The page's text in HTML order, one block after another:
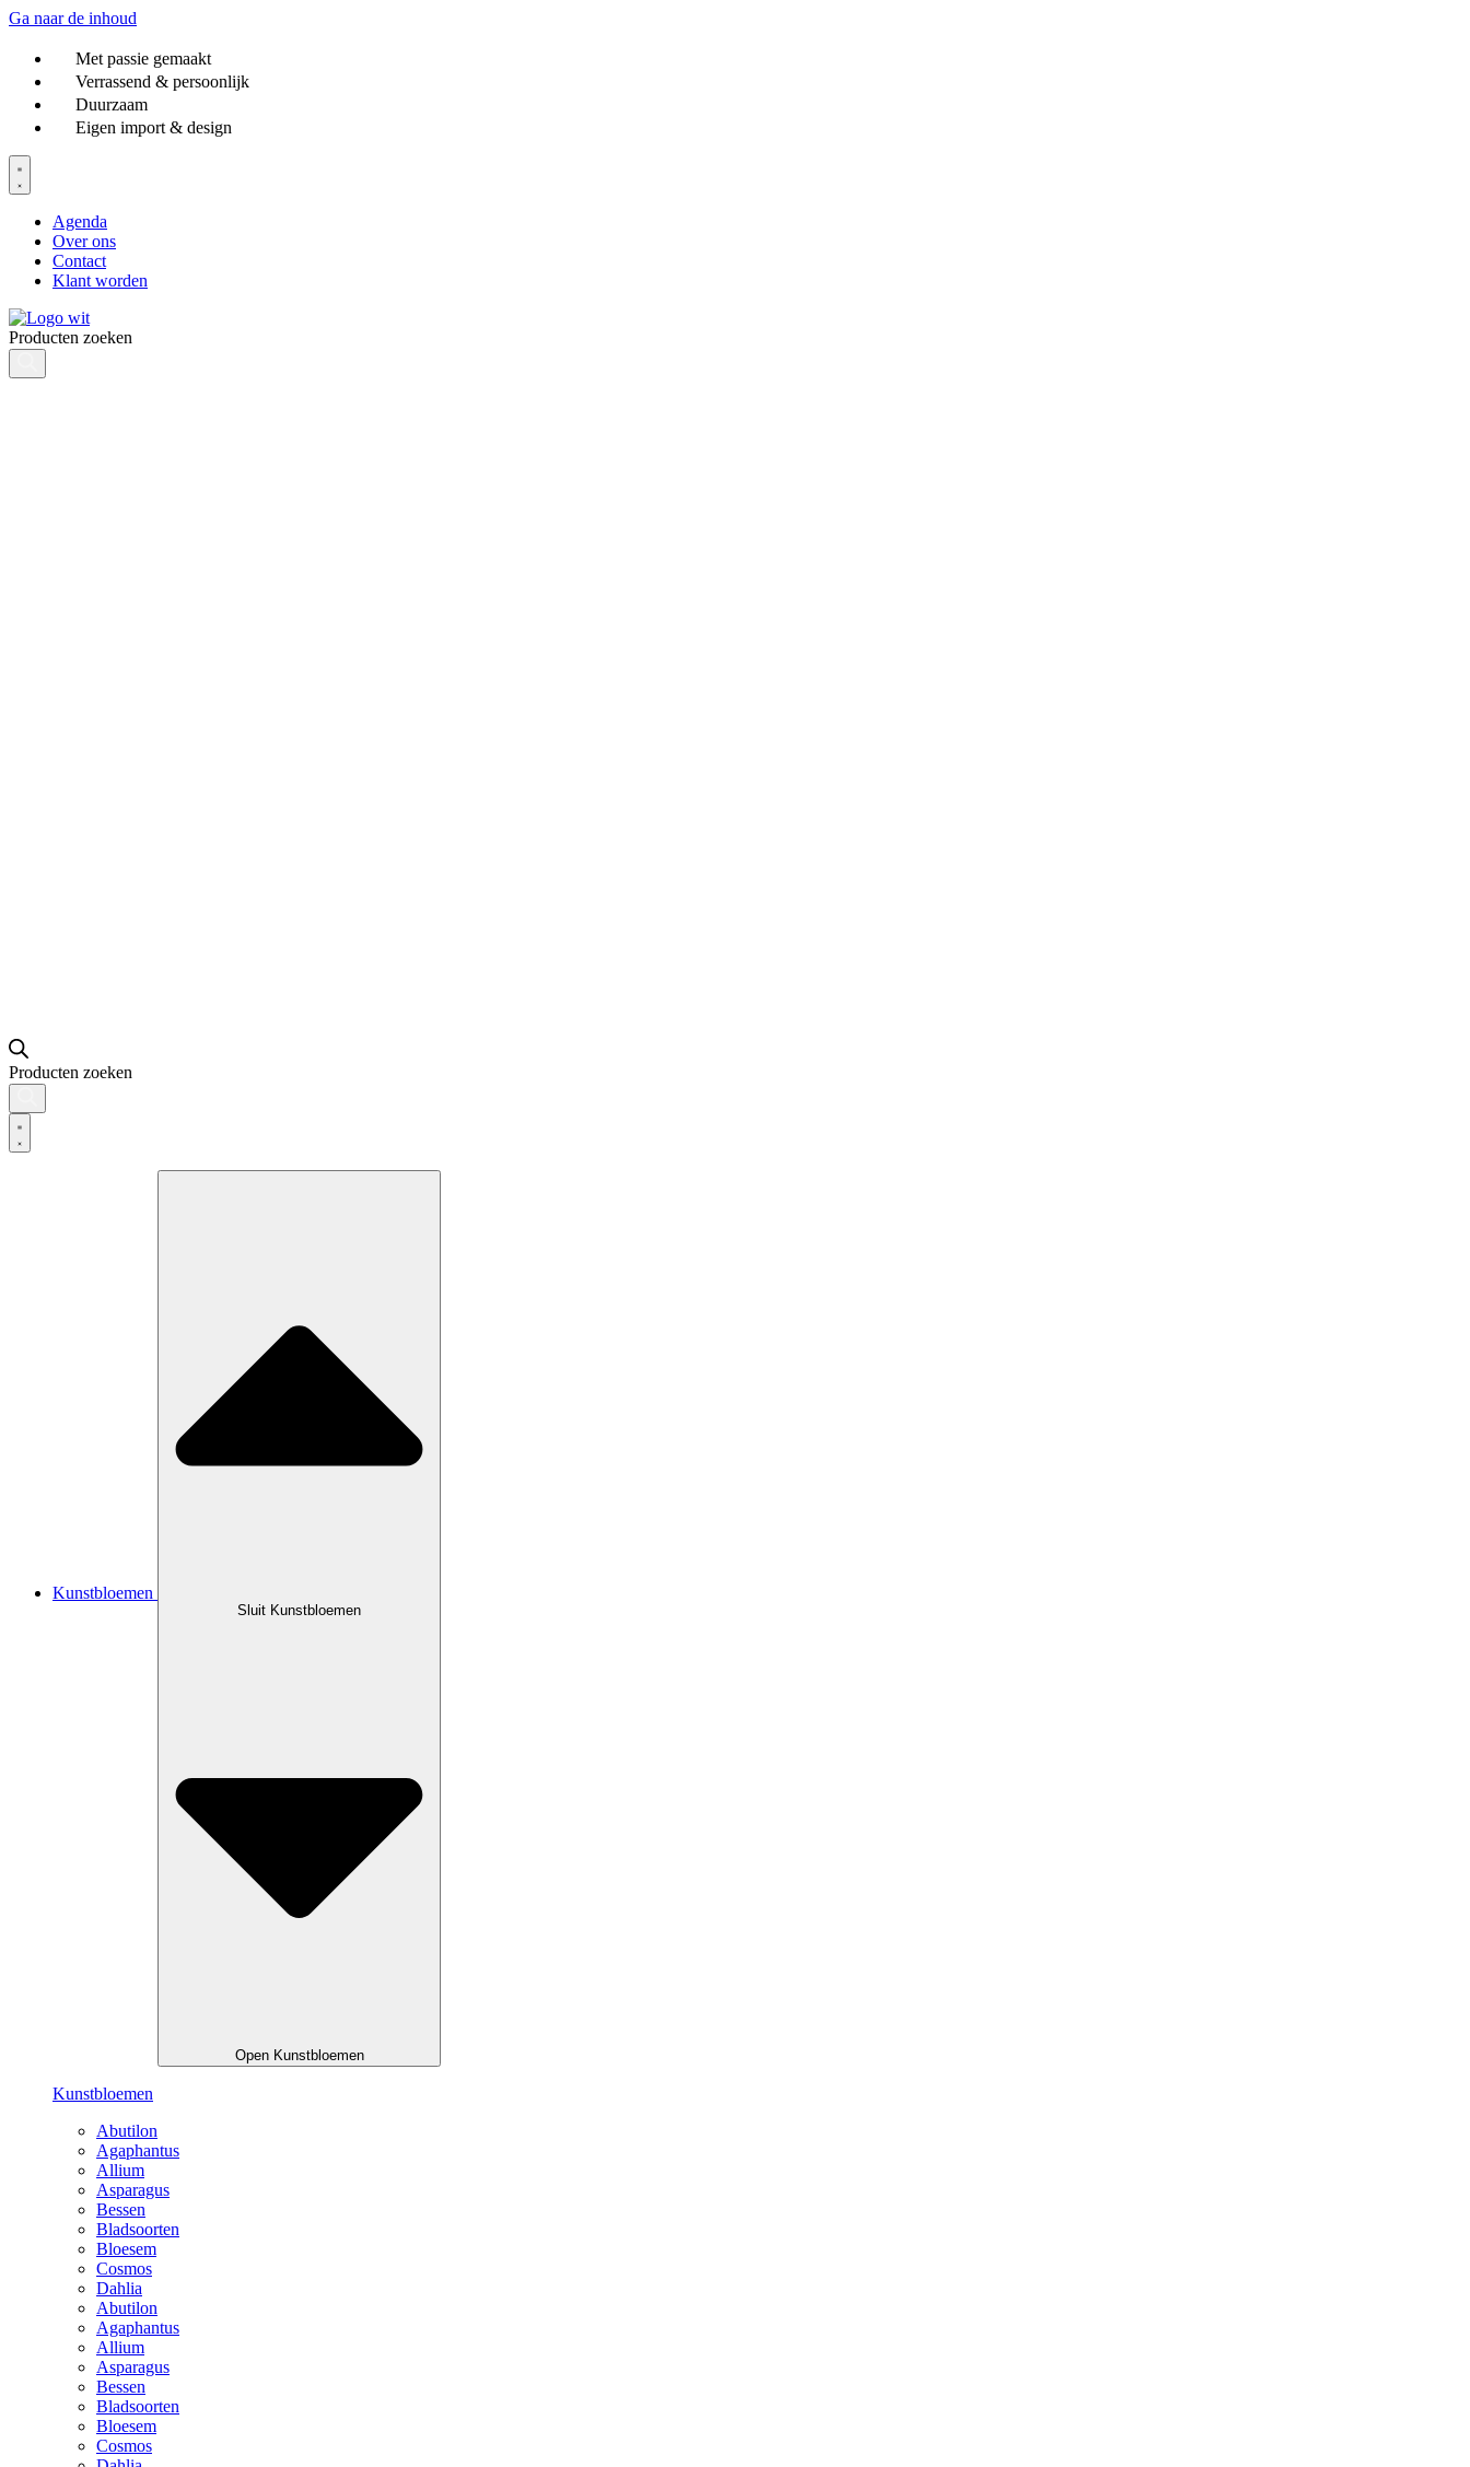
Ga naar de inhoud
Met passie gemaakt
Verrassend & persoonlijk
Duurzaam
Eigen import & design
Agenda
Over ons
Contact
Klant worden
Producten zoeken
Producten zoeken
Kunstbloemen
Sluit Kunstbloemen
Open Kunstbloemen
Kunstbloemen
Abutilon
Agaphantus
Allium
Asparagus
Bessen
Bladsoorten
Bloesem
Cosmos
Dahlia
Abutilon
Agaphantus
Allium
Asparagus
Bessen
Bladsoorten
Bloesem
Cosmos